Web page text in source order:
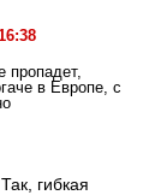
пропадет,
в Европе, с
гибкая